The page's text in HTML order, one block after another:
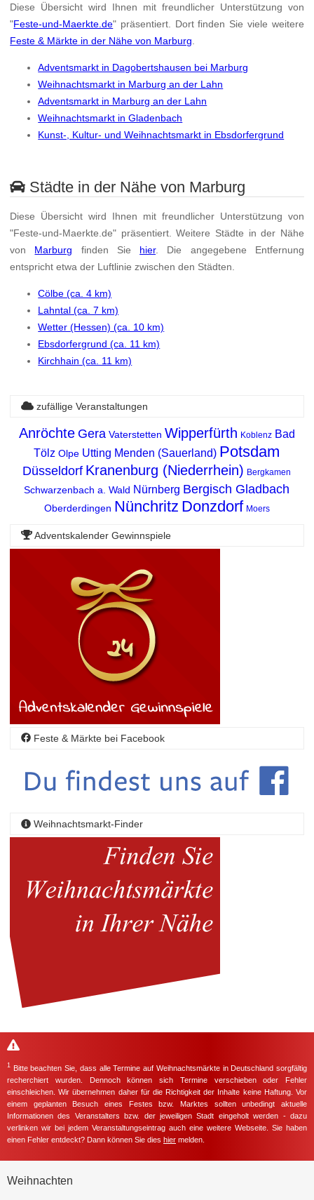
Diese Übersicht wird Ihnen mit freundlicher Unterstützung von
"Feste-und-Maerkte.de" präsentiert. Dort finden Sie viele weitere
Feste & Märkte in der Nähe von Marburg
Adventsmarkt in Dagobertshausen bei Marburg
Weihnachtsmarkt in Marburg an der Lahn
Adventsmarkt in Marburg an der Lahn
Weihnachtsmarkt in Gladenbach
Kunst-, Kultur- und Weihnachtsmarkt in Ebsdorfergrund
Städte in der Nähe von Marburg
Diese Übersicht wird Ihnen mit freundlicher Unterstützung von
"Feste-und-Maerkte.de" präsentiert. Weitere Städte in der Nähe
von Marburg finden Sie hier. Die angegebene Entfernung
entspricht etwa der Luftlinie zwischen den Städten.
Cölbe (ca. 4 km)
Lahntal (ca. 7 km)
Wetter (Hessen) (ca. 10 km)
Ebsdorfergrund (ca. 11 km)
Kirchhain (ca. 11 km)
zufällige Veranstaltungen
Anröchte Gera Vaterstetten Wipperfürth Koblenz Bad
Tölz Olpe Utting Menden (Sauerland) Potsdam
Düsseldorf Kranenburg (Niederrhein) Bergkamen
Schwarzenbach a. Wald Nürnberg Bergisch Gladbach
Oberderdingen Nünchritz Donzdorf Moers
Adventskalender Gewinnspiele
Feste & Märkte bei Facebook
Weihnachtsmarkt-Finder
1 Bitte beachten Sie, dass alle Termine auf Weihnachtsmärkte in Deutschland sorgfältig
recherchiert wurden. Dennoch können sich Termine verschieben oder Fehler
einschleichen. Wir übernehmen daher für die Richtigkeit der Inhalte keine Haftung. Vor
einem geplanten Besuch eines Festes bzw. Marktes sollten unbedingt aktuelle
Informationen des Veranstalters bzw. der jeweiligen Stadt eingeholt werden - dazu
verlinken wir bei jedem Veranstaltungseintrag auch eine weitere Webseite. Sie haben
einen Fehler entdeckt? Dann können Sie dies hier melden.
Weihnachten